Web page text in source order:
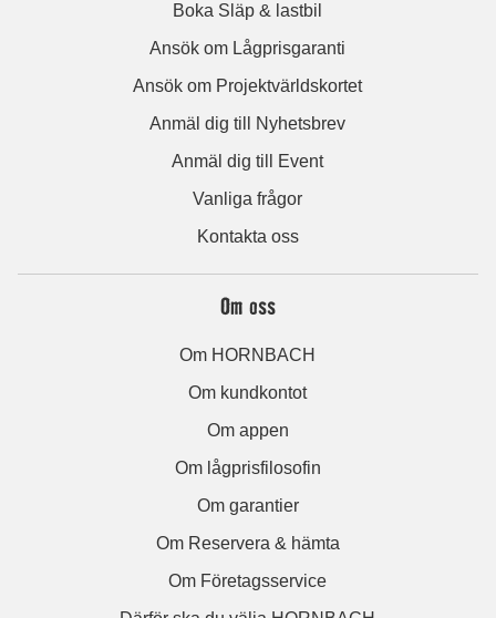
Boka Släp & lastbil
Ansök om Lågprisgaranti
Ansök om Projektvärldskortet
Anmäl dig till Nyhetsbrev
Anmäl dig till Event
Vanliga frågor
Kontakta oss
Om oss
Om HORNBACH
Om kundkontot
Om appen
Om lågprisfilosofin
Om garantier
Om Reservera & hämta
Om Företagsservice